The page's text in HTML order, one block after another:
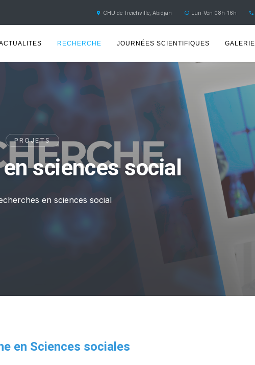
CHU de Treichville, Abidjan Lun-Ven 08h-16h
RECHERCHE JOURNÉES SCIENTIFIQUES GALERIE
PROJETS
sciences social
en sciences social
en Sciences sociales